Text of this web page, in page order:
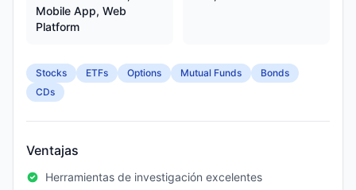
Mobile App, Web
Platform
Stocks ETFs Options Mutual Funds
Bonds
CDs
Ventajas
Herramientas de investigación excelentes